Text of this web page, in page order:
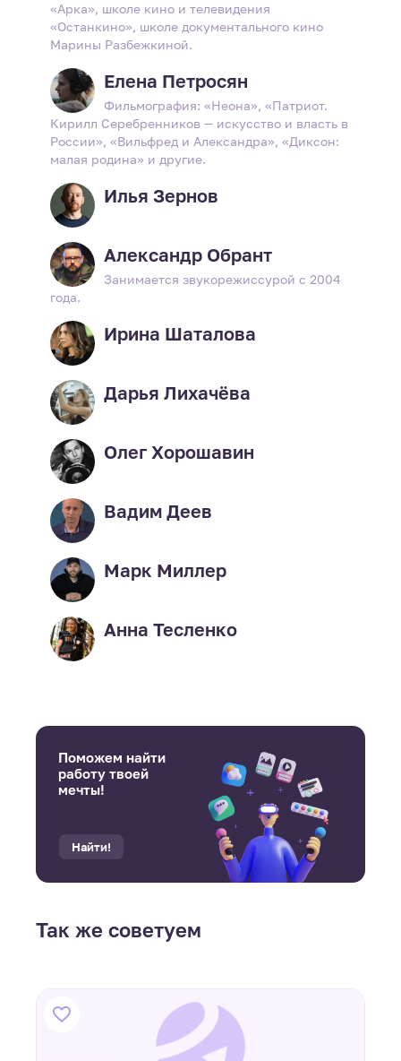
«Арка», школе кино и телевидения
«Останкино», школе документального кино
Марины Разбежкиной.
Елена Петросян
Фильмография: «Неона», «Патриот.
Кирилл Серебренников — искусство и власть в
России», «Вильфред и Александра», «Диксон:
малая родина» и другие.
Илья Зернов
Александр Обрант
Занимается звукорежиссурой с 2004
года.
Ирина Шаталова
Дарья Лихачёва
Олег Хорошавин
Вадим Деев
Марк Миллер
Анна Тесленко
Поможем найти
работу твоей
мечты!
Найти!
Так же советуем